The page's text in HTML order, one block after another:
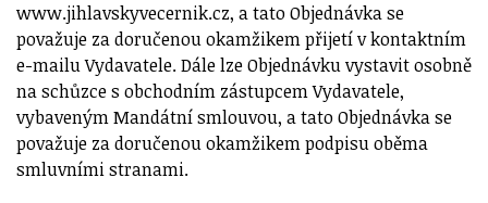
www.jihlavskyvecernik.cz, a tato Objednávka se
považuje za doručenou okamžikem přijetí v kontaktním
e-mailu Vydavatele. Dále lze Objednávku vystavit osobně
na schůzce s obchodním zástupcem Vydavatele,
vybaveným Mandátní smlouvou, a tato Objednávka se
považuje za doručenou okamžikem podpisu oběma
smluvními stranami.